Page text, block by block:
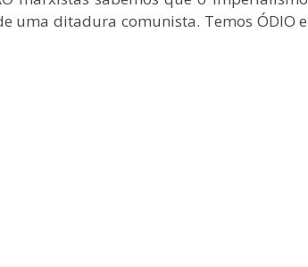
uma ditadura comunista. Temos ÓDIO e